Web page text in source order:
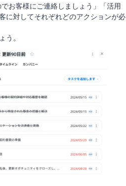
お客様にご連絡しましょう」「活用
に対してそれぞれどのアクションが必
う。